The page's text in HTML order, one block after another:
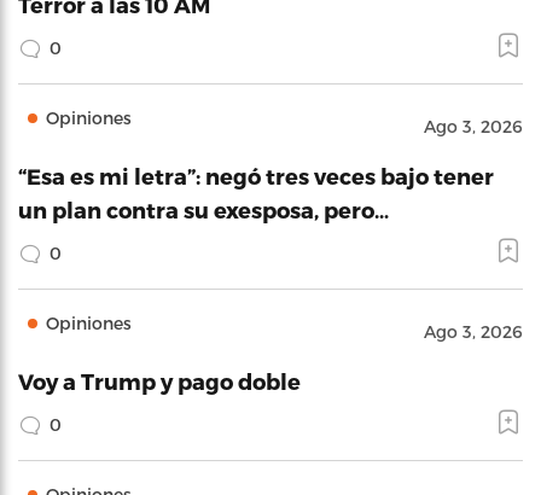
0
Opiniones Ago 3, 2026
“Esa es mi letra”: negó tres veces bajo tener
un plan contra su exesposa, pero…
0
Opiniones Ago 3, 2026
Voy a Trump y pago doble
0